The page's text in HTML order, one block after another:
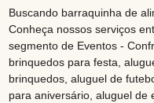
Buscando barraquinha de
Conheça nossos serviços
segmento de Eventos -
brinquedos para festa,
brinquedos, aluguel de
para aniversário, aluguel de